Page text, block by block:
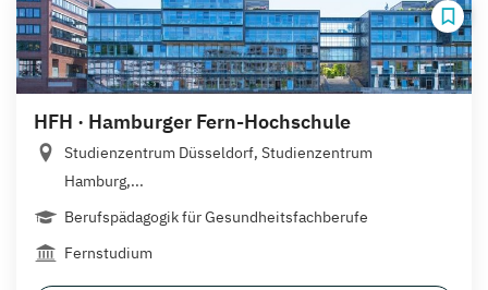
HFH · Hamburger Fern-Hochschule
Studienzentrum Düsseldorf, Studienzentrum
Hamburg,...
Berufspädagogik für Gesundheitsfachberufe
Fernstudium